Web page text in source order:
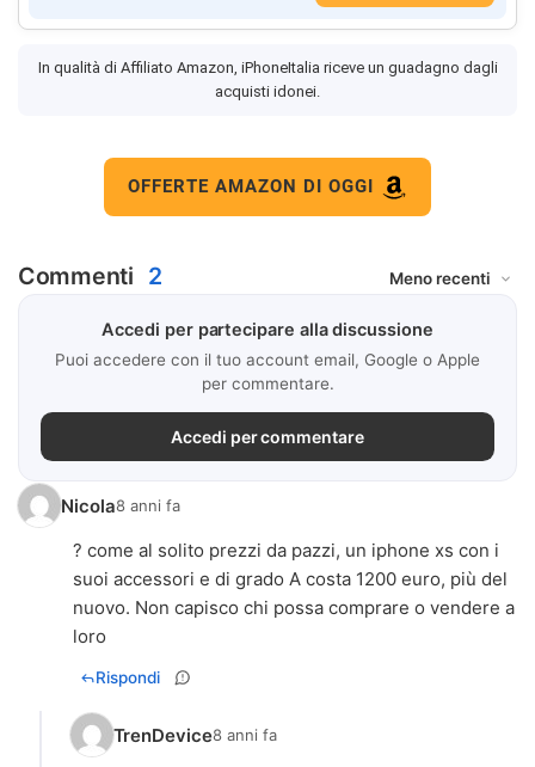
In qualità di Affiliato Amazon, iPhoneItalia riceve un guadagno dagli
acquisti idonei.
OFFERTE AMAZON DI OGGI
Commenti 2
Accedi per partecipare alla discussione
Puoi accedere con il tuo account email, Google o Apple
per commentare.
Accedi per commentare
Nicola8 anni fa
? come al solito prezzi da pazzi, un iphone xs con i
suoi accessori e di grado A costa 1200 euro, più del
nuovo. Non capisco chi possa comprare o vendere a
loro
Rispondi
TrenDevice8 anni fa